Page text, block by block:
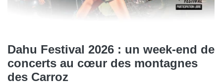
Dahu Festival 2026 : un week-end de
concerts au cœur des montagnes
des Carroz